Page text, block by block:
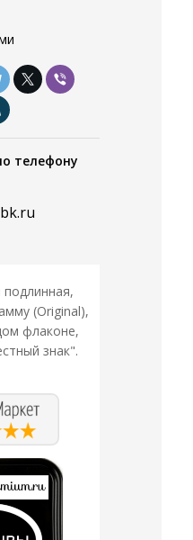
телефону
подлинная,
(Original),
флаконе,
знак".